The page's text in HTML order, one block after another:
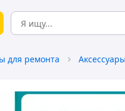
для ремонта